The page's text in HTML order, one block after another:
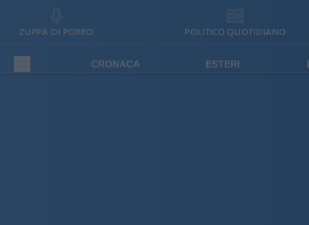
ZUPPA DI PORRO POLITICO QUOTIDIANO
CRONACA ESTERI